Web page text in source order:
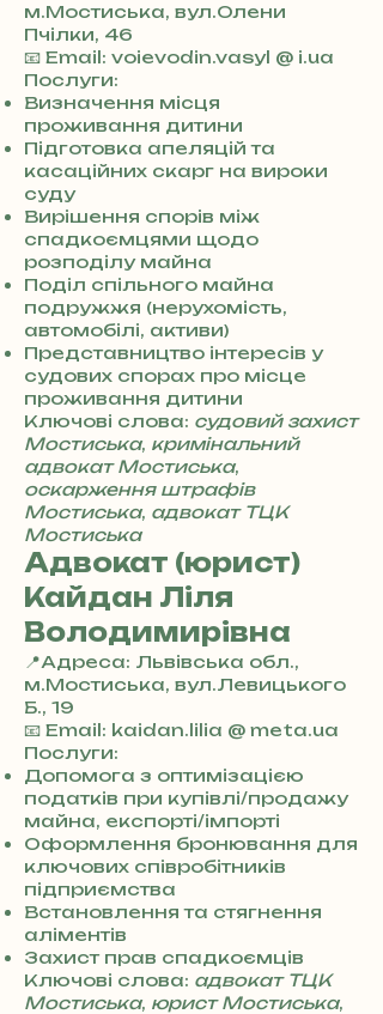
м.Мостиська, вул.Олени
Пчілки, 46
+
3
8
0
7
3
0
4
8
5
7
8
4
📧 Email: voievodin.vasyl @ i.ua
Послуги:
Визначення місця
проживання дитини
Підготовка апеляцій та
касаційних скарг на вироки
суду
Вирішення спорів між
спадкоємцями щодо
розподілу майна
Поділ спільного майна
подружжя (нерухомість,
автомобілі, активи)
Представництво інтересів у
судових спорах про місце
проживання дитини
Ключові слова: судовий захист
Мостиська, кримінальний
адвокат Мостиська,
оскарження штрафів
Мостиська, адвокат ТЦК
Мостиська
Адвокат (юрист)
Кайдан Ліля
Володимирівна
📍Адреса: Львівська обл.,
м.Мостиська, вул.Левицького
Б., 19
+
3
8
0
7
3
0
4
8
5
7
8
4
📧 Email: kaidan.lilia @ meta.ua
Послуги:
Допомога з оптимізацією
податків при купівлі/продажу
майна, експорті/імпорті
Оформлення бронювання для
ключових співробітників
підприємства
Встановлення та стягнення
аліментів
Захист прав спадкоємців
Ключові слова: адвокат ТЦК
Мостиська, юрист Мостиська,